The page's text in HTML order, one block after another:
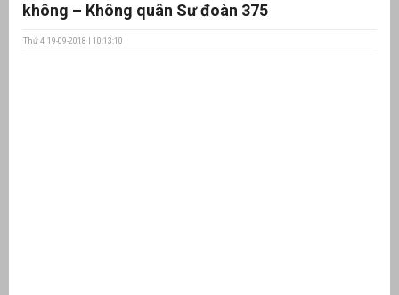
không – Không quân Sư đoàn 375
Thứ 4, 19-09-2018 | 10:13:10